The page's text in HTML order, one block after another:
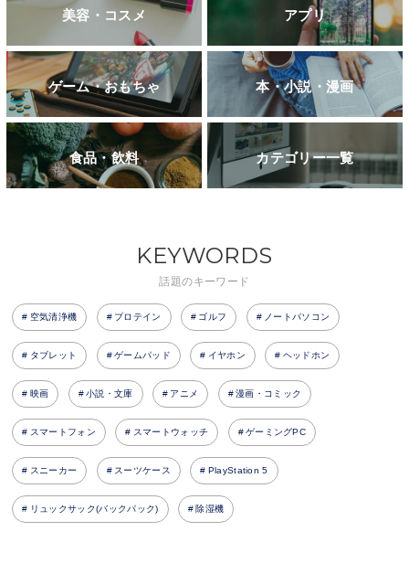
美容・コスメ アプリ
ゲーム・おもちゃ 本・小説・漫画
食品・飲料 カテゴリー一覧
KEYWORDS
話題のキーワード
空気清浄機 プロテイン ゴルフ ノートパソコン
タブレット ゲームパッド イヤホン ヘッドホン
映画 小説・文庫 アニメ 漫画・コミック
スマートフォン スマートウォッチ ゲーミングPC
スニーカー スーツケース PlayStation 5
リュックサック(バックパック) 除湿機